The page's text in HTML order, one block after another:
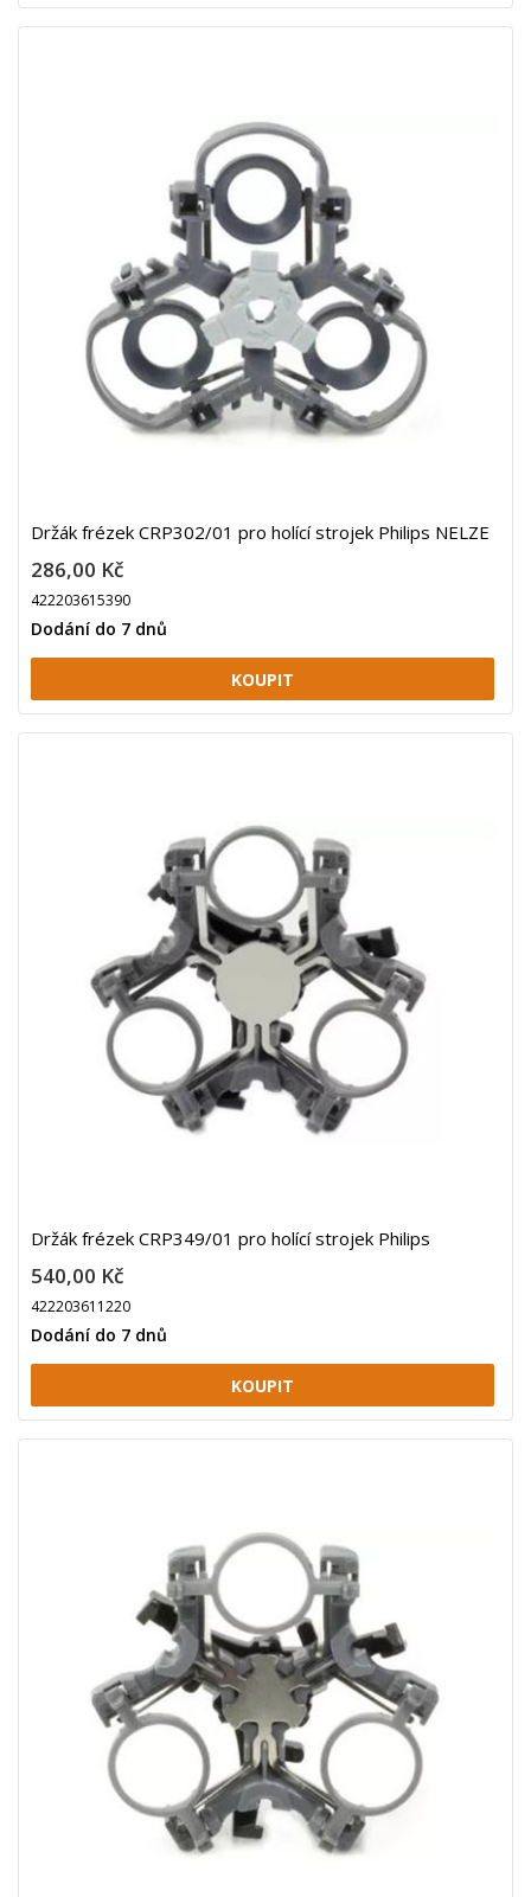
Držák frézek CRP302/01 pro holící strojek Philips NELZE
286,00 Kč
422203615390
Dodání do 7 dnů
Držák frézek CRP349/01 pro holící strojek Philips
540,00 Kč
422203611220
Dodání do 7 dnů